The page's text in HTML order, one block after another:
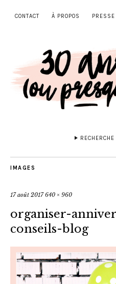
CONTACT À PROPOS PRESSE
IMAGES
17 août 2017 640 × 960
organiser-
conseils-blog